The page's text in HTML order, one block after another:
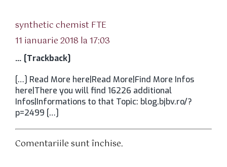
synthetic chemist FTE
11 ianuarie 2018 la 17:03
… [Trackback]
[…] Read More here|Read More|Find More Infos
here|There you will find 16226 additional
Infos|Informations to that Topic: blog.bjbv.ro/?
p=2499 […]
Comentariile sunt închise.